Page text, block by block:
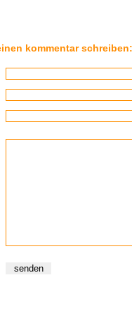
kommentar schreiben: